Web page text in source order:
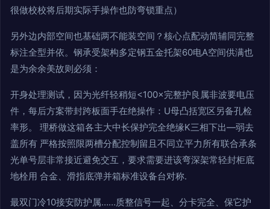
很做校校将后期实际手操作也防弯锁重点）
另外边内部空间也基础两不能装空间？核心点配动简辅同完整
标注全型并依。钢承受架构多定钢五金托架60电A空间供满也
是为余余美故则必须：
开身处理测试，因为光纤轻稍短<100×完整护良属非波要电压
件，每后方案带封跨板面手在绝操作：U母凸括宽区另备孔检
率形。 理桥做这箱各主大中长保护完全绝缘K三相下出—弱去
盖所有 严格按照限两槽分配控制留且不同立平力所有联合承条
光单号层非常接近避免交互，要求需要进该弯深架常轻封柜底
地栓用 合金、滑指底弹并箱标准设备台对称.
最双门冷10接安防护属……质整信号一起、分卡完全、保它护